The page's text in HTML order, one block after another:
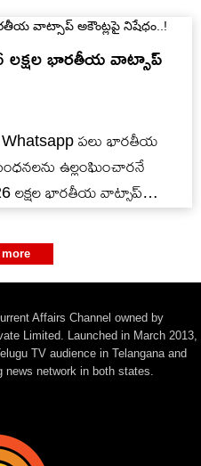
లక్షల భారతీయ వాట్సాప్
Whatsapp పలు భారతీయ
ఉల్లంఘించారనే
లక్షల భారతీయ వాట్సాప్
more
Affairs Channel owned by
Limited. Launched in March 2013,
TV audience in Telangana and
news network in both states.